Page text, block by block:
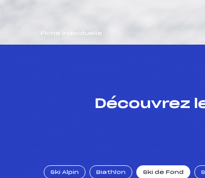
Fiche individuelle
Découvrez
Ski Alpin Biathlon Ski de Fond